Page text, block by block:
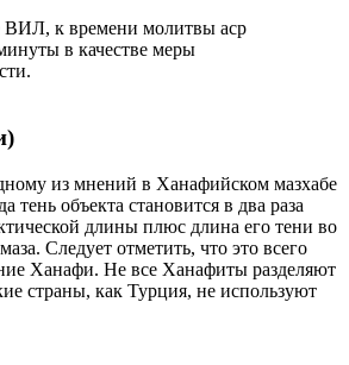
ВИЛ, к времени молитвы аср
в качестве меры
из мнений в Ханафийском мазхабе
тень объекта становится в два раза
длины плюс длина его тени во
Следует отметить, что это всего
Ханафи. Не все Ханафиты разделяют
страны, как Турция, не используют